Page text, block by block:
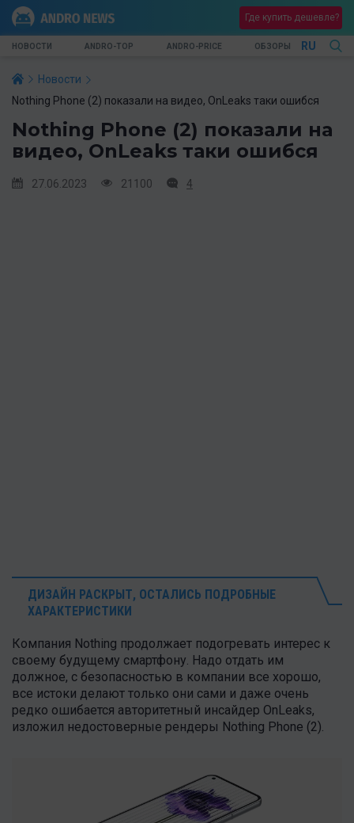
Где купить дешевле?
НОВОСТИ ANDRO-TOP ANDRO-PRICE ОБЗОРЫ RU
Новости
Nothing Phone (2) показали на видео, OnLeaks таки ошибся
Nothing Phone (2) показали на
видео, OnLeaks таки ошибся
27.06.2023 21100 4
ДИЗАЙН РАСКРЫТ, ОСТАЛИСЬ ПОДРОБНЫЕ
ХАРАКТЕРИСТИКИ
Компания Nothing продолжает подогревать интерес к
своему будущему смартфону. Надо отдать им
должное, с безопасностью в компании все хорошо,
все истоки делают только они сами и даже очень
редко ошибается авторитетный инсайдер OnLeaks,
изложил недостоверные рендеры Nothing Phone (2).